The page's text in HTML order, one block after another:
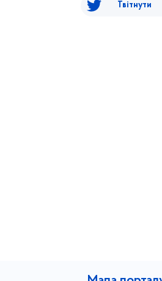
Твітнути